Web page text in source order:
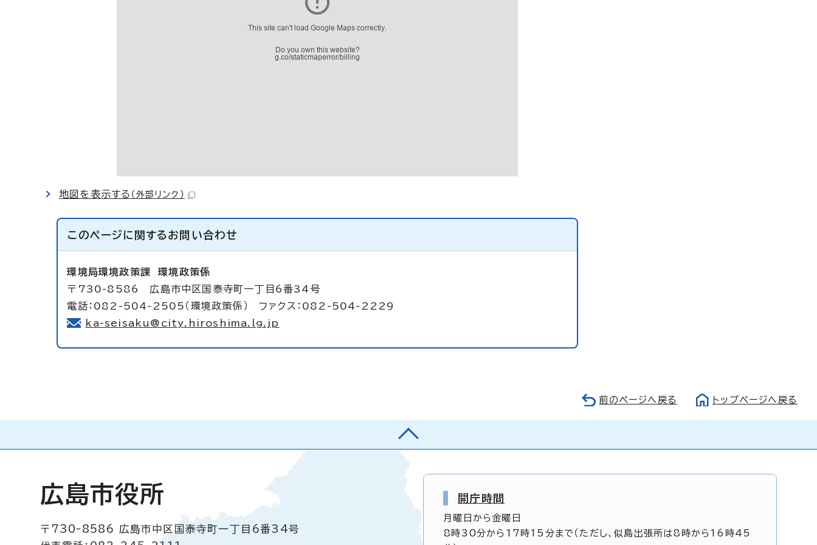
地図を表示する （外部リンク）
このページに関する お問い合わせ
環境局環境政策課環境政策係
〒730-8586 広島市中区国泰寺町一丁目6番34号
電話：082-504-2505（環境政策係） ファクス：082-504-2229
ka-seisaku@city.hiroshima.lg.jp
前のページへ戻る トップページへ戻る
広島市役所
〒730-8586
広島市中区国泰寺町一丁目6番34号
開庁時間
月曜日から金曜日
8時30分から17時15分まで（ただし、似島出張所は8時から16時45